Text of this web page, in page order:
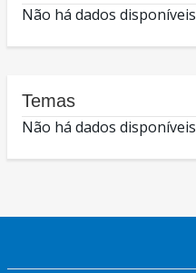
Não há dados disponíveis
Temas
Não há dados disponíveis